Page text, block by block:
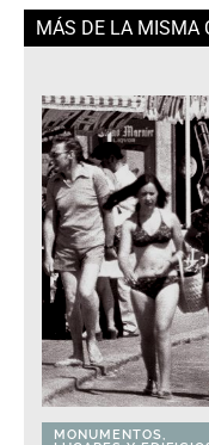
MÁS DE LA MISMA
MONUMENTOS,